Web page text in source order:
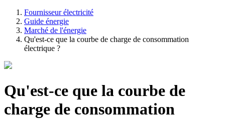
Fournisseur électricité
Guide énergie
Marché de l'énergie
Qu'est-ce que la courbe de charge de consommation
électrique ?
Qu'est-ce que la courbe de
charge de consommation